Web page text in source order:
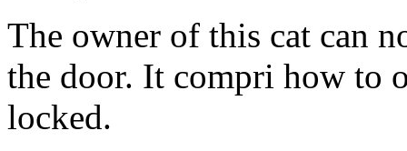
The owner of this cat can
the door. It compri how to
locked.